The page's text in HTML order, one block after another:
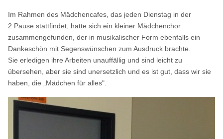
Im Rahmen des Mädchencafes, das jeden Dienstag in der
2.Pause stattfindet, hatte sich ein kleiner Mädchenchor
zusammengefunden, der in musikalischer Form ebenfalls ein
Dankeschön mit Segenswünschen zum Ausdruck brachte.
Sie erledigen ihre Arbeiten unauffällig und sind leicht zu
übersehen, aber sie sind unersetzlich und es ist gut, dass wir sie
haben, die „Mädchen für alles".